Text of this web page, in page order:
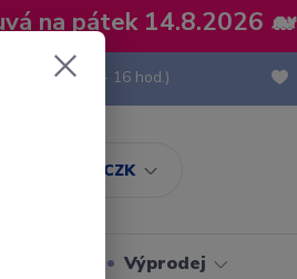
na pátek 14.8.2026 🐋
CZK
(Po-Pá, 8 - 16 hod.)
Výprodej